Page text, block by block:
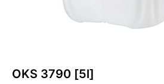
OKS 3790 [5l]